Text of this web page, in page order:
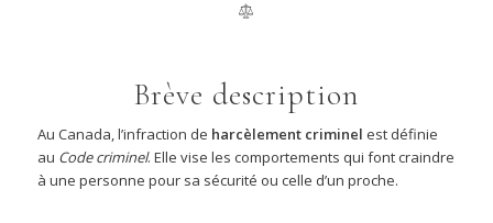
Brève description
Au Canada, l’infraction de harcèlement criminel est définie
au Code criminel. Elle vise les comportements qui font craindre
à une personne pour sa sécurité ou celle d’un proche.